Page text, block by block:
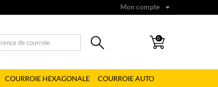
Mon compte
0
COURROIE HEXAGONALE COURROIE AUTO